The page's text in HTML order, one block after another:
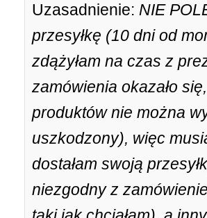
Uzasadnienie: NIE
przesyłkę (10 dni od
zdążyłam na czas z
zamówienia okazało
produktów nie można
uszkodzony), więc
dostałam swoją
niezgodny z